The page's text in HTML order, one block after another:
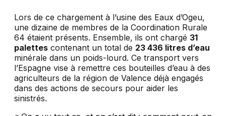
Lors de ce chargement à l’usine des Eaux d’Ogeu,
une dizaine de membres de la Coordination Rurale
64 étaient présents. Ensemble, ils ont chargé 31
palettes contenant un total de 23 436 litres d’eau
minérale dans un poids-lourd. Ce transport vers
l’Espagne vise à remettre ces bouteilles d’eau à des
agriculteurs de la région de Valence déjà engagés
dans des actions de secours pour aider les
sinistrés.